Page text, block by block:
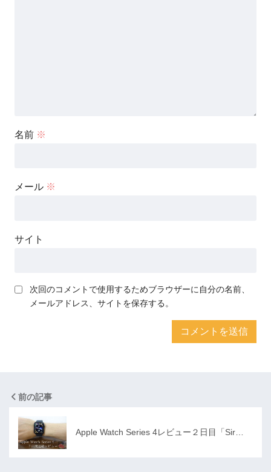
名前 ※
メール ※
サイト
次回のコメントで使用するためブラウザーに自分の名前、
メールアドレス、サイトを保存する。
前の記事
Apple Watch Series 4レビュー２日目「Sir…